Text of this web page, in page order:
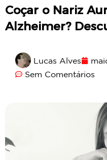
Coçar o Nariz
Alzheimer?
Lucas Alves
Sem Comentários